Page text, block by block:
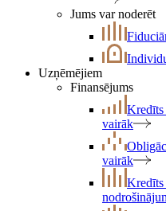
Jums var noderēt
Uzņēmējiem
Finansējums
Kredīts
vairāk
vairāk
Kredīts